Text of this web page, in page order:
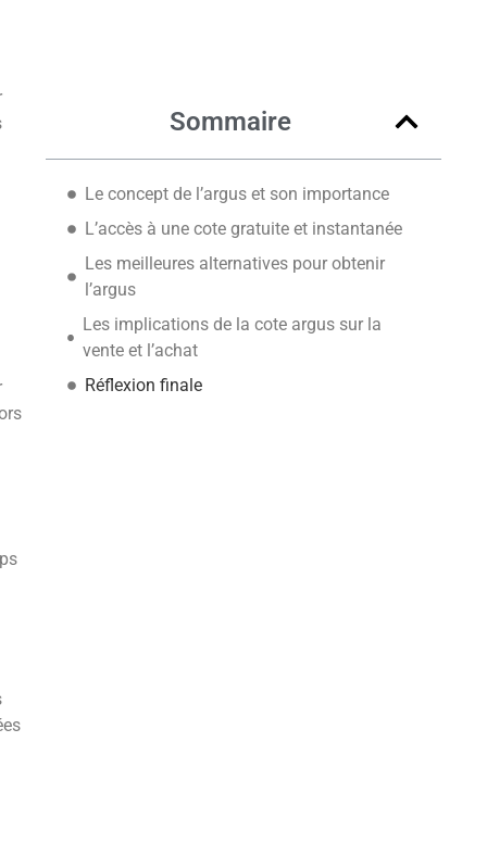
Sommaire
Le concept de l’argus et son importance
L’accès à une cote gratuite et instantanée
Les meilleures alternatives pour obtenir
l’argus
Les implications de la cote argus sur la
vente et l’achat
Réflexion finale